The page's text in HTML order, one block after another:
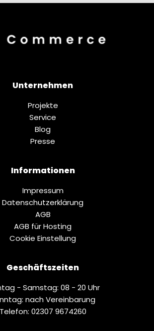
Unternehmen
Projekte
Service
Blog
Presse
Informationen
Impressum
Datenschutz­erklärung
AGB
AGB für Hosting
Cookie Einstellung
Geschäftszeiten
- Samstag: 08 - 20 Uhr
nach Vereinbarung
Telefon: 02307 9674260